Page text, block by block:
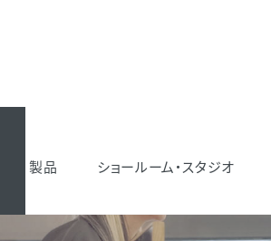
製品 ショールーム・スタジオ